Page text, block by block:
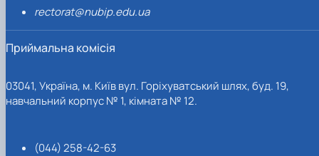
rectorat@nubip.edu.ua
Приймальна комісія
03041, Україна, м. Київ вул. Горіхуватський шлях, буд. 19,
навчальний корпус № 1, кімната № 12.
(044) 258-42-63